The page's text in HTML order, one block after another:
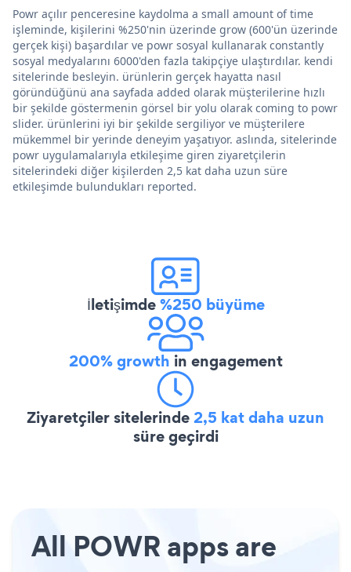
Powr açılır penceresine kaydolma a small amount of time
işleminde, kişilerini %250'nin üzerinde grow (600'ün üzerinde
gerçek kişi) başardılar ve powr sosyal kullanarak constantly
sosyal medyalarını 6000'den fazla takipçiye ulaştırdılar. kendi
sitelerinde besleyin. ürünlerin gerçek hayatta nasıl
göründüğünü ana sayfada added olarak müşterilerine hızlı
bir şekilde göstermenin görsel bir yolu olarak coming to powr
slider. ürünlerini iyi bir şekilde sergiliyor ve müşterilere
mükemmel bir yerinde deneyim yaşatıyor. aslında, sitelerinde
powr uygulamalarıyla etkileşime giren ziyaretçilerin
sitelerindeki diğer kişilerden 2,5 kat daha uzun süre
etkileşimde bulundukları reported.
İletişimde%250 büyüme
200% growth in engagement
Ziyaretçiler sitelerinde2,5 kat daha uzun
süre geçirdi
All POWR apps are